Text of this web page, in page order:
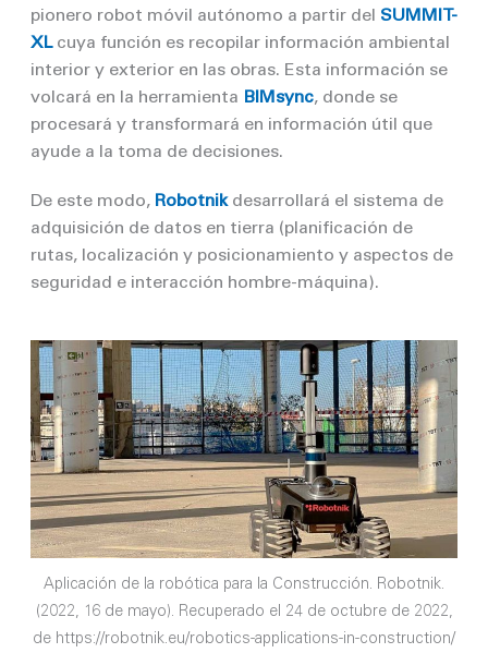
pionero robot móvil autónomo a partir del SUMMIT-
XLcuya función es recopilar información ambiental
interior y exterior en las obras. Esta información se
volcará en la herramienta BIMsync, donde se
procesará y transformará en información útil que
ayude a la toma de decisiones.
De este modo, Robotnikdesarrollará el sistema de
adquisición de datos en tierra (planificación de
rutas, localización y posicionamiento y aspectos de
seguridad e interacción hombre-máquina).
Aplicación de la robótica para la Construcción. Robotnik.
(2022, 16 de mayo). Recuperado el 24 de octubre de 2022,
de https://robotnik.eu/robotics-applications-in-construction/